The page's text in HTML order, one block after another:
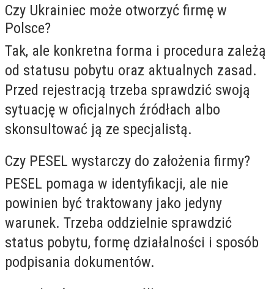
Czy Ukrainiec może otworzyć firmę w
Polsce?
Tak, ale konkretna forma i procedura zależą
od statusu pobytu oraz aktualnych zasad.
Przed rejestracją trzeba sprawdzić swoją
sytuację w oficjalnych źródłach albo
skonsultować ją ze specjalistą.
Czy PESEL wystarczy do założenia firmy?
PESEL pomaga w identyfikacji, ale nie
powinien być traktowany jako jedyny
warunek. Trzeba oddzielnie sprawdzić
status pobytu, formę działalności i sposób
podpisania dokumentów.